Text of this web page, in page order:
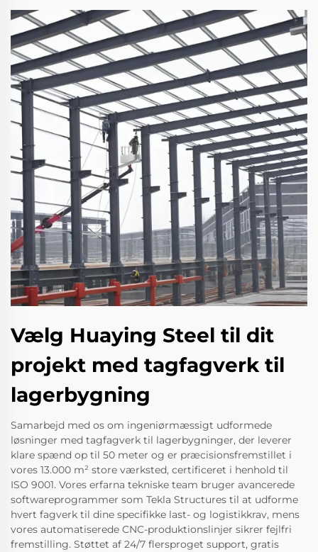
Vælg Huaying Steel til dit
projekt med tagfagverk til
lagerbygning
Samarbejd med os om ingeniørmæssigt udformede
løsninger med tagfagverk til lagerbygninger, der leverer
klare spænd op til 50 meter og er præcisionsfremstillet i
vores 13.000 m² store værksted, certificeret i henhold til
ISO 9001. Vores erfarna tekniske team bruger avancerede
softwareprogrammer som Tekla Structures til at udforme
hvert fagverk til dine specifikke last- og logistikkrav, mens
vores automatiserede CNC-produktionslinjer sikrer fejlfri
fremstilling. Støttet af 24/7 flersproget support, gratis